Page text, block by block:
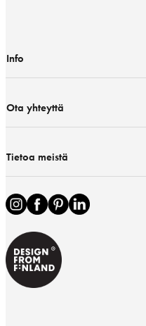
Info
Ota yhteyttä
Tietoa meistä